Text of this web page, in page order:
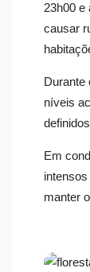
23h00 e
causar
Durante
níveis
Em
manter